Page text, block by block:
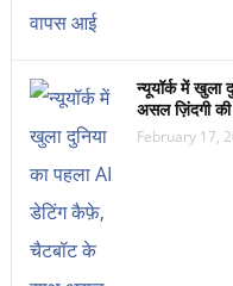
न्यूयॉर्क में
असल ज़िंदगी
February 17,